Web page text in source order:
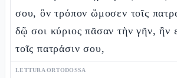
σου, ὃν τρόπον ὤμοσεν τοῖς
δῷ σοι κύριος πᾶσαν τὴν γῆν, ἣν
τοῖς πατράσιν σου,
LETTURA ORTODOSSA